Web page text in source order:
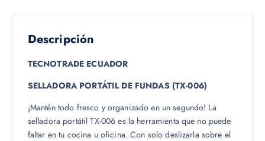
Descripción
TECNOTRADE ECUADOR
SELLADORA PORTÁTIL DE FUNDAS (TX-006)
¡Mantén todo fresco y organizado en un segundo! La
selladora portátil TX-006 es la herramienta que no puede
faltar en tu cocina u oficina. Con solo deslizarla sobre el